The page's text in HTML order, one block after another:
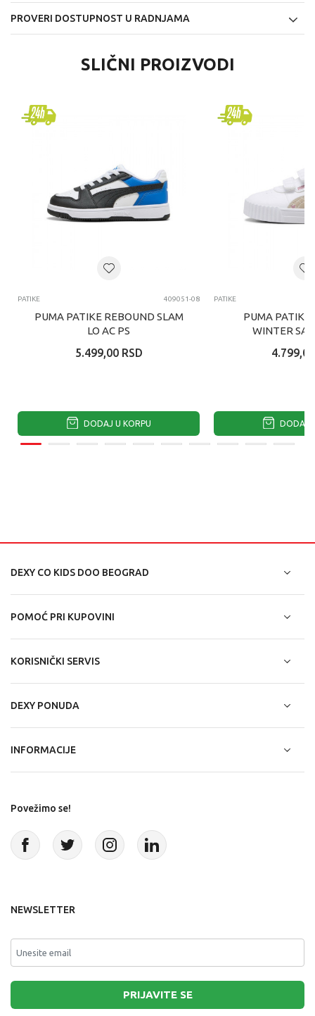
PROVERI DOSTUPNOST U RADNJAMA
SLIČNI PROIZVODI
PATIKE 409051-08
PUMA PATIKE REBOUND SLAM
LO AC PS
5.499,00 RSD
DODAJ U KORPU
PATIKE
PUMA PATIKE
WINTER
4.799,00
DODAJ
DEXY CO KIDS DOO BEOGRAD
POMOĆ PRI KUPOVINI
KORISNIČKI SERVIS
DEXY PONUDA
INFORMACIJE
Povežimo se!
NEWSLETTER
PRIJAVITE SE